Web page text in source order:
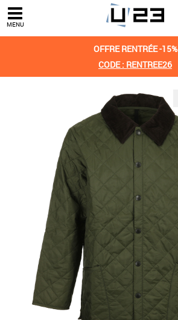
MENU
OFFRE RENTRÉE -15%
CODE : RENTREE26